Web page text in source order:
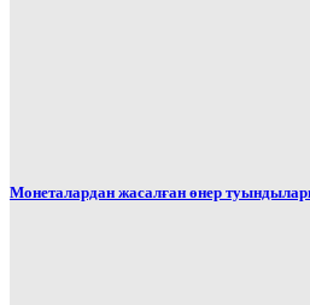
Монеталардан жасалған өнер